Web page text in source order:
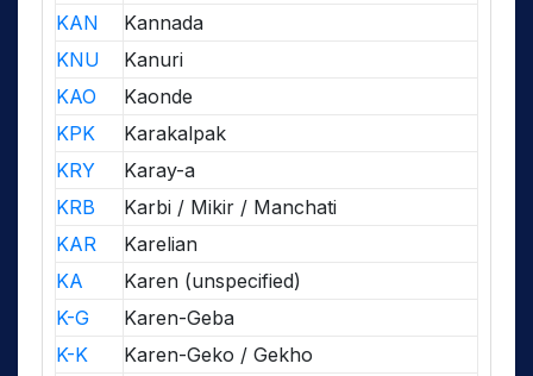
KAN
Kannada
KNU
Kanuri
KAO
Kaonde
KPK
Karakalpak
KRY
Karay-a
KRB
Karbi / Mikir / Manchati
KAR
Karelian
KA
Karen (unspecified)
K-G
Karen-Geba
K-K
Karen-Geko / Gekho